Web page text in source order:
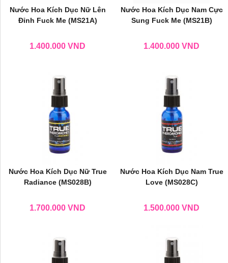
Nước Hoa Kích Dục Nữ Lên
Đỉnh Fuck Me (MS21A)
1.400.000 VND
Nước Hoa Kích Dục Nam Cực
Sung Fuck Me (MS21B)
1.400.000 VND
Nước Hoa Kích Dục Nữ True
Radiance (MS028B)
1.700.000 VND
Nước Hoa Kích Dục Nam True
Love (MS028C)
1.500.000 VND